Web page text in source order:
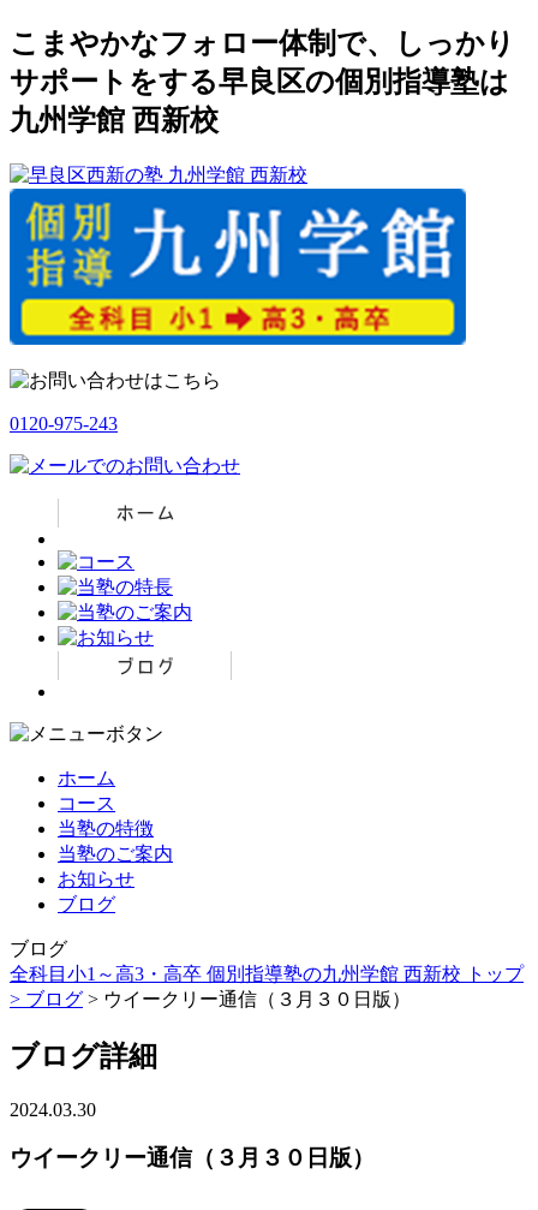
こまやかなフォロー体制で、しっかり
サポートをする早良区の個別指導塾は
九州学館 西新校
0120-975-243
ホーム
コース
当塾の特徴
当塾のご案内
お知らせ
ブログ
ブログ
全科目小1～高3・高卒 個別指導塾の九州学館 西新校 トップ
> ブログ > ウイークリー通信（３月３０日版）
ブログ詳細
2024.03.30
ウイークリー通信（３月３０日版）